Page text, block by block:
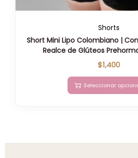
Shorts
Short Mini Lipo Colombiano |
Realce de Glúteos
$1,400
Seleccionar